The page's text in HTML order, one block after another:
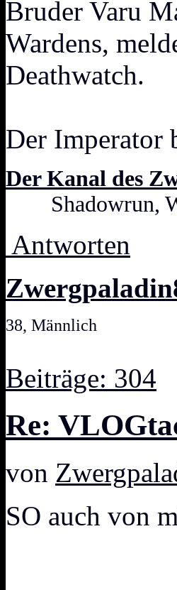
Bruder Varu
Wardens,
Deathwatch.
Der Imperator
Der Kanal des
Shadowrun,
Antworten
38, Männlich
Beiträge: 304
Re:
von
SO auch von